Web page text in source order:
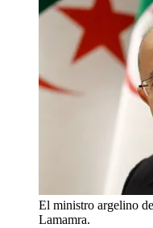
El ministro argelino
Lamamra.